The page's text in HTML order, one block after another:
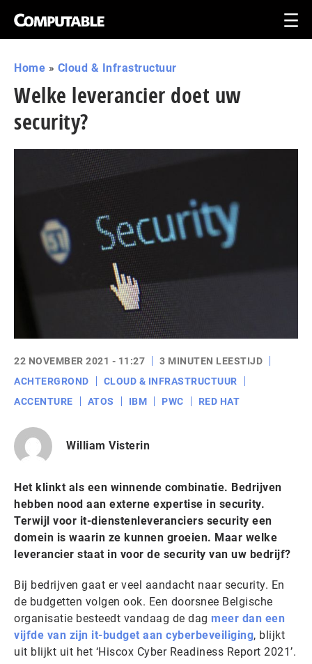
Home » Cloud & Infrastructuur
Welke leverancier doet uw
security?
22 NOVEMBER 2021 - 11:27
3 MINUTEN LEESTIJD
ACHTERGROND
CLOUD & INFRASTRUCTUUR
ACCENTURE
ATOS IBM PWC RED HAT
William Visterin
Het klinkt als een winnende combinatie. Bedrijven
hebben nood aan externe expertise in security.
Terwijl voor it-dienstenleveranciers security een
domein is waarin ze kunnen groeien. Maar welke
leverancier staat in voor de security van uw bedrijf?
Bij bedrijven gaat er veel aandacht naar security. En
de budgetten volgen ook. Een doorsnee Belgische
organisatie besteedt vandaag de dag meer dan een
vijfde van zijn it-budget aan cyberbeveiliging, blijkt
uit blijkt uit het ‘Hiscox Cyber Readiness Report 2021’.